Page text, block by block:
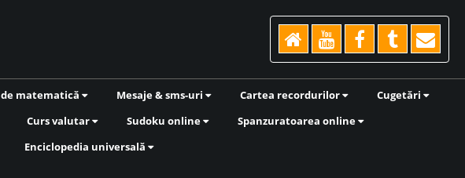
matematică Mesaje & sms-uri Cartea recordurilor
Cugetări
Curs valutar Sudoku online
Spanzuratoarea online
Enciclopedia universală